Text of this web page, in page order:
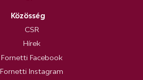
Közösség
CSR
Hírek
Fornetti Facebook
Fornetti Instagram